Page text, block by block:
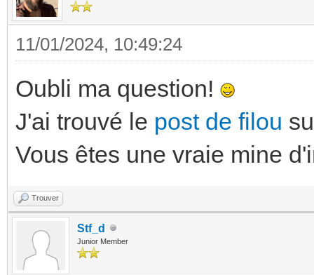
11/01/2024, 10:49:24
Oubli ma question!
J'ai trouvé le post de filou
Vous êtes une vraie mine
Trouver
Stf_d
Junior Member